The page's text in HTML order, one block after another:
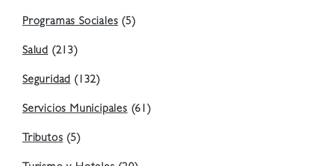
Programas Sociales(5)
Salud (213)
Seguridad(132)
Servicios Municipales(61)
Tributos(5)